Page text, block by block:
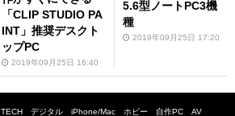
「CLIP STUDIO PA
INT」推奨デスクト
ップPC
2019年09月25日 16:40
5.6型ノートPC3機
種
2019年09月25日 17:20
TECH デジタル iPhone/Mac ホビー 自作PC AV